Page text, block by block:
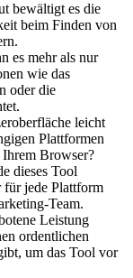
bewältigt es die
beim Finden von
es mehr als nur
wie das
oder die
leicht
Plattformen
Browser?
dieses Tool
für jede Plattform
Team.
Leistung
ordentlichen
um das Tool vor